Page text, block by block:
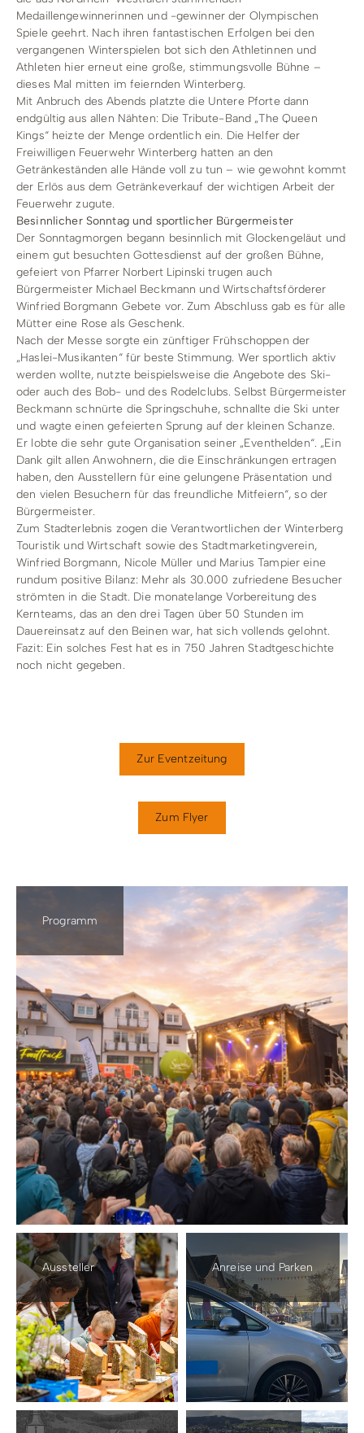
Medaillengewinnerinnen und -gewinner der Olympischen
Spiele geehrt. Nach ihren fantastischen Erfolgen bei den
vergangenen Winterspielen bot sich den Athletinnen und
Athleten hier erneut eine große, stimmungsvolle Bühne –
dieses Mal mitten im feiernden Winterberg.
Mit Anbruch des Abends platzte die Untere Pforte dann
endgültig aus allen Nähten: Die Tribute-Band „The Queen
Kings“ heizte der Menge ordentlich ein. Die Helfer der
Freiwilligen Feuerwehr Winterberg hatten an den
Getränkeständen alle Hände voll zu tun – wie gewohnt kommt
der Erlös aus dem Getränkeverkauf der wichtigen Arbeit der
Feuerwehr zugute.
Besinnlicher Sonntag und sportlicher Bürgermeister
Der Sonntagmorgen begann besinnlich mit Glockengeläut und
einem gut besuchten Gottesdienst auf der großen Bühne,
gefeiert von Pfarrer Norbert Lipinski trugen auch
Bürgermeister Michael Beckmann und Wirtschaftsförderer
Winfried Borgmann Gebete vor. Zum Abschluss gab es für alle
Mütter eine Rose als Geschenk.
Nach der Messe sorgte ein zünftiger Frühschoppen der
„Haslei-Musikanten“ für beste Stimmung. Wer sportlich aktiv
werden wollte, nutzte beispielsweise die Angebote des Ski-
oder auch des Bob- und des Rodelclubs. Selbst Bürgermeister
Beckmann schnürte die Springschuhe, schnallte die Ski unter
und wagte einen gefeierten Sprung auf der kleinen Schanze.
Er lobte die sehr gute Organisation seiner „Eventhelden“. „Ein
Dank gilt allen Anwohnern, die die Einschränkungen ertragen
haben, den Ausstellern für eine gelungene Präsentation und
den vielen Besuchern für das freundliche Mitfeiern“, so der
Bürgermeister.
Zum Stadterlebnis zogen die Verantwortlichen der Winterberg
Touristik und Wirtschaft sowie des Stadtmarketingverein,
Winfried Borgmann, Nicole Müller und Marius Tampier eine
rundum positive Bilanz: Mehr als 30.000 zufriedene Besucher
strömten in die Stadt. Die monatelange Vorbereitung des
Kernteams, das an den drei Tagen über 50 Stunden im
Dauereinsatz auf den Beinen war, hat sich vollends gelohnt.
Fazit: Ein solches Fest hat es in 750 Jahren Stadtgeschichte
noch nicht gegeben.
Zur Eventzeitung
Zum Flyer
Programm
Aussteller Anreise und Parken